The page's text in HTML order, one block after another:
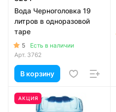
Вода Черноголовка 19
литров в одноразовой
таре
5
Есть в наличии
Арт. 3762
В корзину
АКЦИЯ